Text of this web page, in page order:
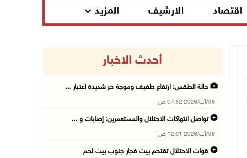
اقتصاد الارشيف المزيد
أحدث الاخبار
حالة الطقس: ارتفاع طفيف وموجة حر شديدة اعتبار ...
08/آب/2026 07:52 ص
تواصل انتهاكات الاحتلال والمستعمرين: إصابات و ...
08/آب/2026 12:01 ص
قوات الاحتلال تقتحم بيت فجار جنوب بيت لحم